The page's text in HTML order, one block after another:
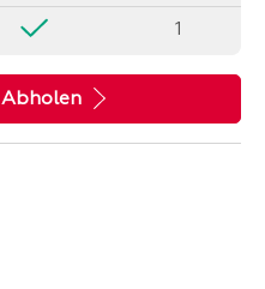
1
Abholen